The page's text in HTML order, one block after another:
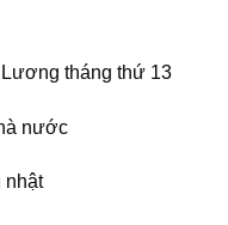
tháng thứ 13
nước
nhật